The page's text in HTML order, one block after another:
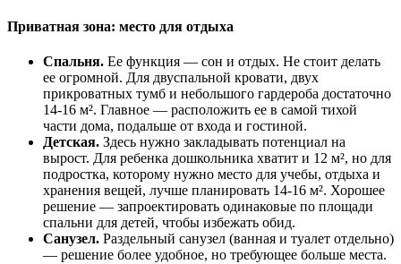
Приватная зона: место для отдыха
Спальня. Ее функция — сон и отдых. Не стоит делать
ее огромной. Для двуспальной кровати, двух
прикроватных тумб и небольшого гардероба достаточно
14-16 м². Главное — расположить ее в самой тихой
части дома, подальше от входа и гостиной.
Детская. Здесь нужно закладывать потенциал на
вырост. Для ребенка дошкольника хватит и 12 м², но для
подростка, которому нужно место для учебы, отдыха и
хранения вещей, лучше планировать 14-16 м². Хорошее
решение — запроектировать одинаковые по площади
спальни для детей, чтобы избежать обид.
Санузел. Раздельный санузел (ванная и туалет отдельно)
— решение более удобное, но требующее больше места.